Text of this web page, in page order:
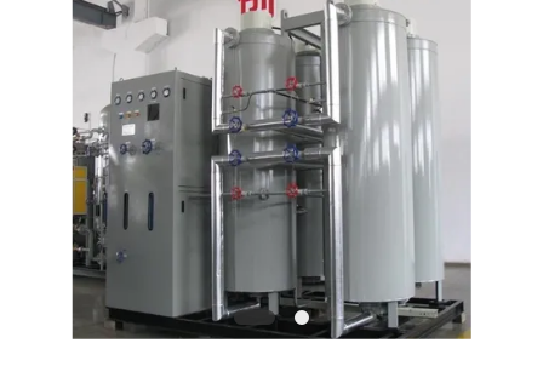
INFORMATIVA
PRIVACY